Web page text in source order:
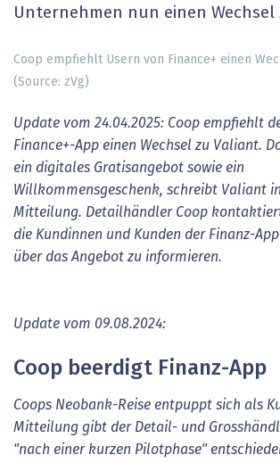
Unternehmen nun einen Wechsel
Coop empfiehlt Usern von Finance+ einen
(Source: zVg)
Update vom 24.04.2025: Coop empfiehlt
Finance+-App einen Wechsel zu Valiant.
ein digitales Gratisangebot sowie ein
Willkommensgeschenk, schreibt Valiant
Mitteilung. Detailhändler Coop
die Kundinnen und Kunden der Finanz-
über das Angebot zu informieren.
Update vom 09.08.2024:
Coop beerdigt Finanz-App
Coops Neobank-Reise entpuppt sich als
Mitteilung gibt der Detail- und
"nach einer kurzen Pilotphase"